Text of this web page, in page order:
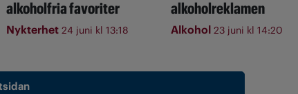
alkoholfria favoriter
Nykterhet 24 juni kl 13:18
alkoholreklamen
Alkohol 23 juni kl 14:20